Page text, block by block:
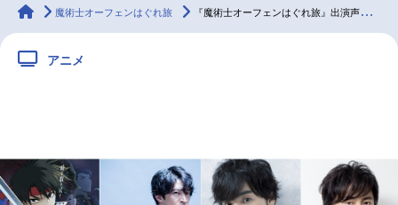
ラジオ
最新記事一覧
animateTimes
魔術士オーフェンはぐれ旅 『魔術士オーフェンはぐれ旅』出演声優3名のコメント到着！
アニメ